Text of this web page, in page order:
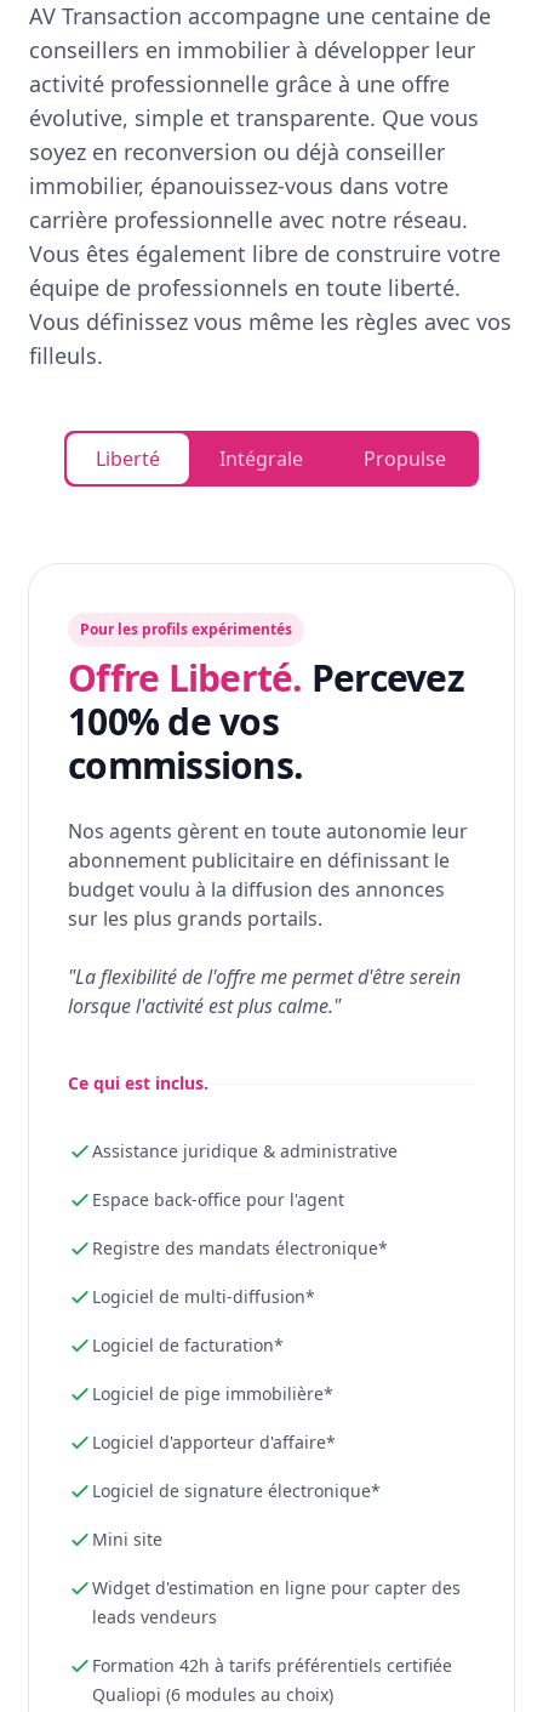
AV Transaction accompagne une centaine de
conseillers en immobilier à développer leur
activité professionnelle grâce à une offre
évolutive, simple et transparente. Que vous
soyez en reconversion ou déjà conseiller
immobilier, épanouissez-vous dans votre
carrière professionnelle avec notre réseau.
Vous êtes également libre de construire votre
équipe de professionnels en toute liberté.
Vous définissez vous même les règles avec vos
filleuls.
Liberté Intégrale Propulse
Pour les profils expérimentés
Offre Liberté. Percevez
100% de vos
commissions.
Nos agents gèrent en toute autonomie leur
abonnement publicitaire en définissant le
budget voulu à la diffusion des annonces
sur les plus grands portails.
"La flexibilité de l'offre me permet d'être serein
lorsque l'activité est plus calme."
Ce qui est inclus.
Assistance juridique & administrative
Espace back-office pour l'agent
Registre des mandats électronique*
Logiciel de multi-diffusion*
Logiciel de facturation*
Logiciel de pige immobilière*
Logiciel d'apporteur d'affaire*
Logiciel de signature électronique*
Mini site
Widget d'estimation en ligne pour capter des
leads vendeurs
Formation 42h à tarifs préférentiels certifiée
Qualiopi (6 modules au choix)